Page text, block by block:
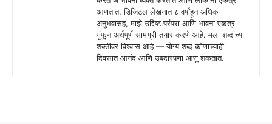
आणतात. डिजिटल लेखनात ८ वर्षांहून अधिक
अनुभवासह, माझे उद्दिष्ट परंपरा आणि भावना एकत्र
गुंफून अर्थपूर्ण सामग्री तयार करणे आहे. मला शब्दांच्या
शक्तीवर विश्वास आहे — योग्य शब्द कोणाच्याही
दिवसात आनंद आणि उबदारपणा आणू शकतात.